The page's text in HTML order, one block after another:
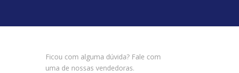
Ficou com alguma dúvida? Fale com
uma de nossas vendedoras.